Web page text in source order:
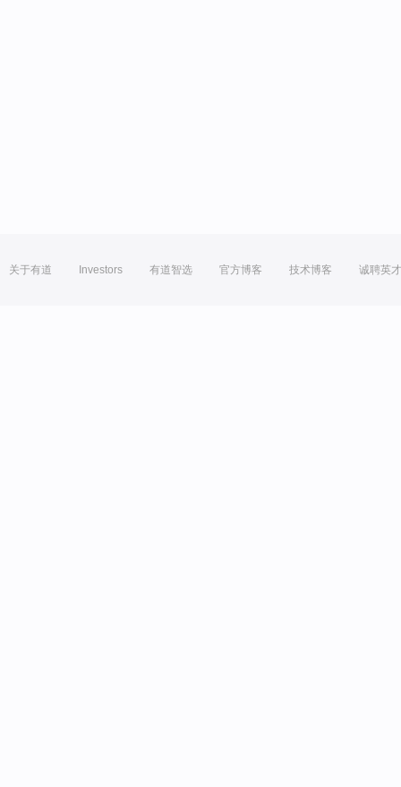
关于有道 Investors 有道智选 官方博客 技术博客 诚聘英才